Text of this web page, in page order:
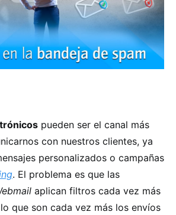
pueden ser el canal más
con nuestros clientes, ya
personalizados o campañas
. El problema es que las
aplican filtros cada vez más
que son cada vez más los envíos